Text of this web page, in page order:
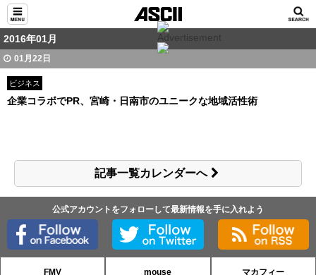
2016年01月
01月22日
ビジネス
企業コラボでPR、宮崎・日南市のユニークな地域活性術
記事一覧カレンダーへ
公式アカウントをフォローして最新情報を手に入れよう
FMV mouse マカフィー